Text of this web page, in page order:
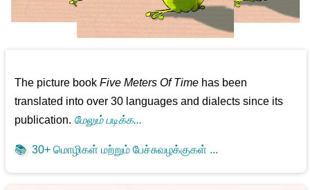
The picture bookFive Meters Of Time has been
translated into over 30 languages and dialects since its
publication. மேலும் படிக்க...
📚 30+ மொழிகள் மற்றும் பேச்சுவழக்குகள் ...